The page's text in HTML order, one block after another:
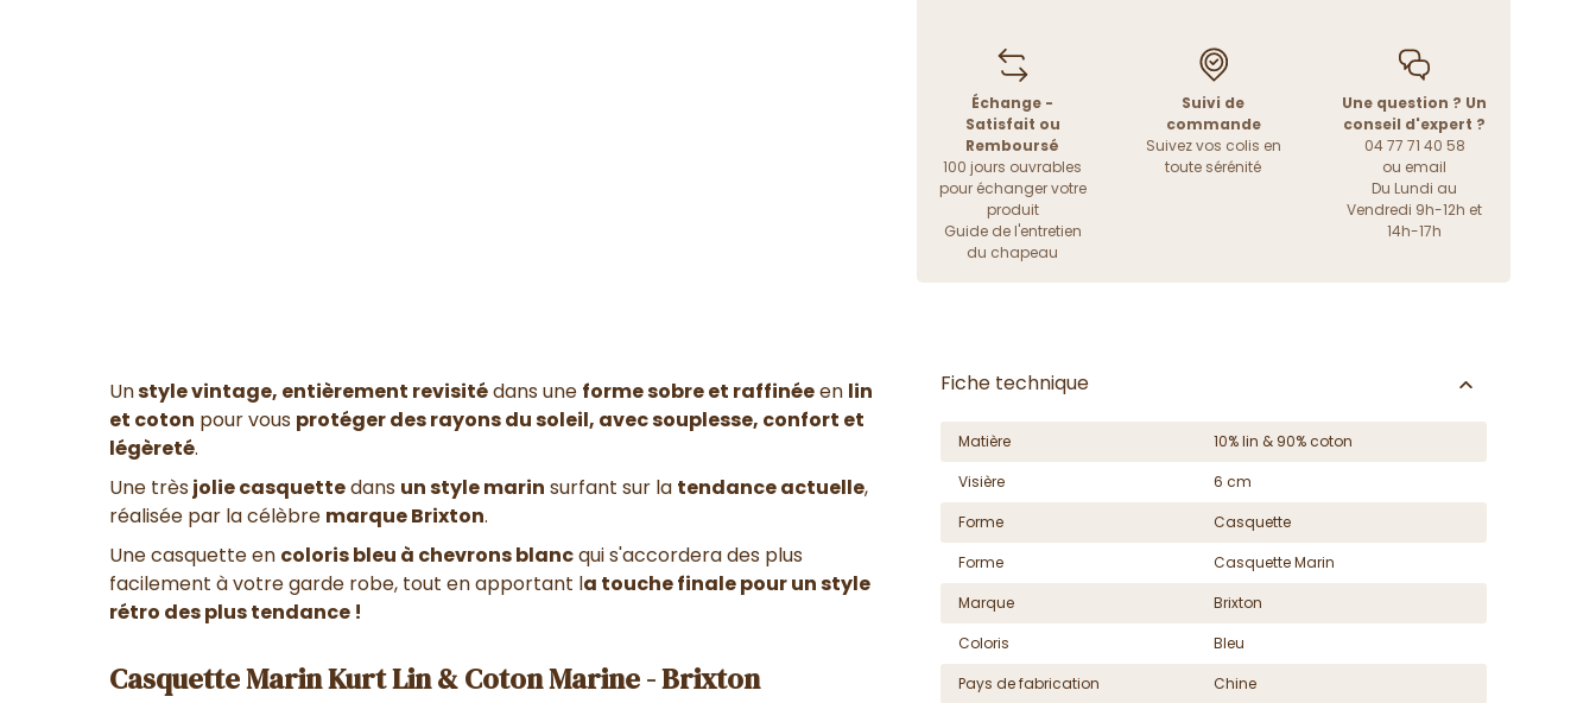
Échange -
Satisfait ou
Remboursé
100 jours ouvrables
pour échanger votre
produit
Guide de l'entretien
du chapeau
Suivi de
commande
Suivez vos colis en
toute sérénité
Une question ? Un
conseil d'expert ?
04 77 71 40 58
ou email
Du Lundi au
Vendredi 9h-12h et
14h-17h
Unstyle vintage, entièrement revisitédans une forme sobre et raffinéeen lin
et coton pour vous protéger des rayons du soleil, avec souplesse, confort et
légèreté.
Une trèsjolie casquettedans un style marin surfant sur la tendance actuelle,
réalisée par la célèbre marque Brixton.
Une casquette en coloris bleu à chevrons blancqui s'accordera des plus
facilement à votre garde robe, tout en apportant la touche finale pour un style
rétro des plus tendance !
Casquette Marin Kurt Lin & Coton Marine - Brixton
Fiche technique
Matière
10% lin & 90% coton
Visière
6 cm
Forme
Casquette
Forme
Casquette Marin
Marque
Brixton
Coloris
Bleu
Pays de fabrication
Chine